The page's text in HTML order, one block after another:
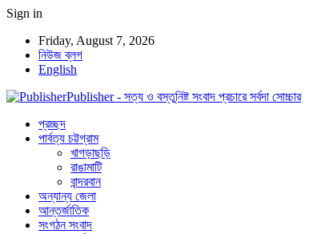
Sign in
Friday, August 7, 2026
নিউজ ব্লগ
English
Publisher - সত্য ও বস্তুনিষ্ট সংবাদ প্রচারে সর্বদা সোচ্চার
প্রচ্ছদ
পার্বত্য চট্টগ্রাম
খাগড়াছড়ি
রাঙামাটি
বান্দরবান
অন্যান্য জেলা
আন্তর্জাতিক
সংগঠন সংবাদ